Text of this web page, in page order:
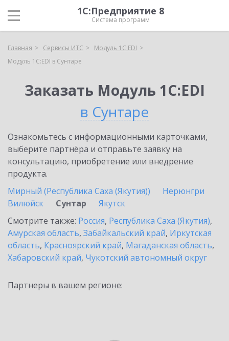
1С:Предприятие 8
Система программ
Главная Сервисы ИТС
Модуль 1C:EDI
Модуль 1C:EDI в Сунтаре
Заказать Модуль 1C:EDI
в Сунтаре
Ознакомьтесь с информационными карточками,
выберите партнёра и отправьте заявку на
консультацию, приобретение или внедрение
продукта.
Мирный (Республика Саха (Якутия))
Нерюнгри
Вилюйск
Сунтар
Якутск
Смотрите также: Россия, Республика Саха (Якутия),
Амурская область, Забайкальский край, Иркутская
область, Красноярский край, Магаданская область,
Хабаровский край, Чукотский автономный округ
Партнеры в вашем регионе: